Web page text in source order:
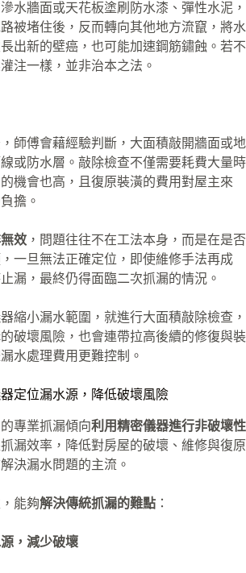
水牆面或天花板塗刷防水漆、彈性水泥，
被堵住後，反而轉向其他地方流竄，將水
出新的壁癌，也可能加速鋼筋鏽蝕。若不
注一樣，並非治本之法。
師傅會藉經驗判斷，大面積敲開牆面或地
或防水層。敲除檢查不僅需要耗費大量時
機會也高，且復原裝潢的費用對屋主來
擔。
效 ，問題往往不在工法本身，而是在是否
一旦無法正確定位，即使維修手法再成
漏，最終仍得面臨二次抓漏的情況。
縮小漏水範圍，就進行大面積敲除檢查，
破壞風險，也會連帶拉高後續的修復與裝
水處理費用更難控制。
器定位漏水源，降低破壞風險
專業抓漏傾向利用精密儀器進行非破壞性
漏效率，降低對房屋的破壞、維修與復原
決漏水問題的主流。
能夠解決傳統抓漏的難點 ：
，減少破壞